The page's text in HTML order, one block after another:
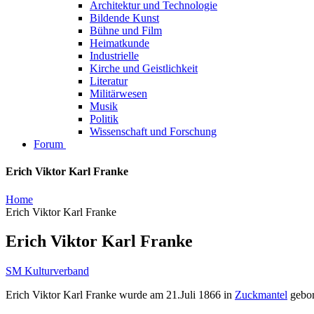
Architektur und Technologie
Bildende Kunst
Bühne und Film
Heimatkunde
Industrielle
Kirche und Geistlichkeit
Literatur
Militärwesen
Musik
Politik
Wissenschaft und Forschung
Forum
Erich Viktor Karl Franke
Home
Erich Viktor Karl Franke
Erich Viktor Karl Franke
SM Kulturverband
Erich Viktor Karl Franke wurde am 21.Juli 1866 in Zuckmantel